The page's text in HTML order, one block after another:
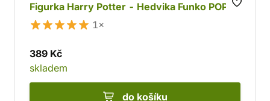
Figurka Harry Potter - Hedvika Funko POP!
1×
389 Kč
skladem
do košíku